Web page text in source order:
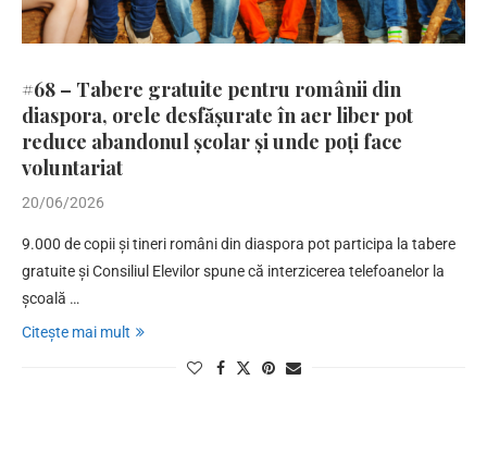
#68 – Tabere gratuite pentru românii din
diaspora, orele desfășurate în aer liber pot
reduce abandonul școlar și unde poți face
voluntariat
20/06/2026
9.000 de copii și tineri români din diaspora pot participa la tabere
gratuite și Consiliul Elevilor spune că interzicerea telefoanelor la
școală …
Citește mai mult